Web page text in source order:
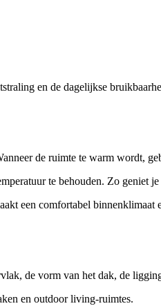
en de dagelijkse
de ruimte te warm wordt,
te behouden. Zo geniet
een comfortabel binnenklimaat
de vorm van het dak, de
en outdoor living-ruimtes.